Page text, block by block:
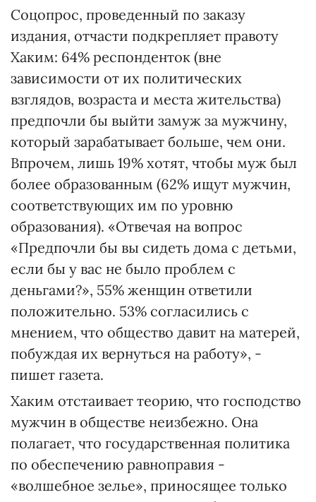
Соцопрос, проведенный по заказу
издания, отчасти подкрепляет правоту
Хаким: 64% респонденток (вне
зависимости от их политических
взглядов, возраста и места жительства)
предпочли бы выйти замуж за мужчину,
который зарабатывает больше, чем они.
Впрочем, лишь 19% хотят, чтобы муж был
более образованным (62% ищут мужчин,
соответствующих им по уровню
образования). «Отвечая на вопрос
«Предпочли бы вы сидеть дома с детьми,
если бы у вас не было проблем с
деньгами?», 55% женщин ответили
положительно. 53% согласились с
мнением, что общество давит на матерей,
побуждая их вернуться на работу», -
пишет газета.
Хаким отстаивает теорию, что господство
мужчин в обществе неизбежно. Она
полагает, что государственная политика
по обеспечению равноправия -
«волшебное зелье», приносящее только